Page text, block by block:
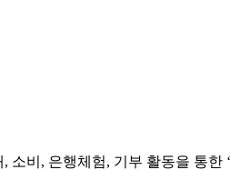
비, 은행체험, 기부 활동을 통한